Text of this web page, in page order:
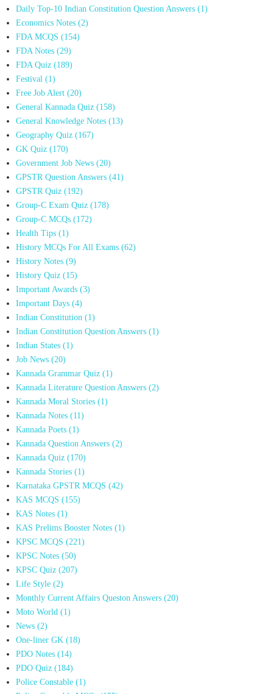
Daily Top-10 Indian Constitution Question Answers(1)
Economics Notes(2)
FDA MCQS(154)
FDA Notes(29)
FDA Quiz(189)
Festival(1)
Free Job Alert(20)
General Kannada Quiz(158)
General Knowledge Notes(13)
Geography Quiz(167)
GK Quiz(170)
Government Job News(20)
GPSTR Question Answers(41)
GPSTR Quiz(192)
Group-C Exam Quiz(178)
Group-C MCQs(172)
Health Tips(1)
History MCQs For All Exams(62)
History Notes(9)
History Quiz(15)
Important Awards(3)
Important Days(4)
Indian Constitution(1)
Indian Constitution Question Answers(1)
Indian States(1)
Job News(20)
Kannada Grammar Quiz(1)
Kannada Literature Question Answers(2)
Kannada Moral Stories(1)
Kannada Notes(11)
Kannada Poets(1)
Kannada Question Answers(2)
Kannada Quiz(170)
Kannada Stories(1)
Karnataka GPSTR MCQS(42)
KAS MCQS(155)
KAS Notes(1)
KAS Prelims Booster Notes(1)
KPSC MCQS(221)
KPSC Notes(50)
KPSC Quiz(207)
Life Style(2)
Monthly Current Affairs Queston Answers(20)
Moto World(1)
News(2)
One-liner GK(18)
PDO Notes(14)
PDO Quiz(184)
Police Constable(1)